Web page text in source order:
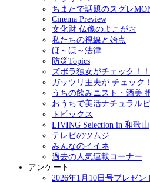
ちまたで話題のスグレ
Cinema Preview
文化財 仏像のよこがお
私たちの視線と始点
ほ～ほ～法律
防災Topics
ズボラ独女がチェック！
ガッツリ主夫が チェック
うちの飲みニスト・酒美
おうちで美活ナチュラル
トピックス
LIVING Selection in 和歌山
テレビのツムジ
みんなのイイネ
過去の人気連載コーナー
アンケート
2026年1月10日号プレゼ